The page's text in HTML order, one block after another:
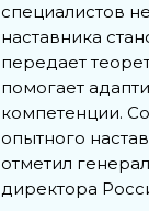
специалистов
наставника
передает
помогает
компетенции.
опытного
отметил
директора